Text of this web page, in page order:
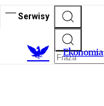
Serwisy
Ekonomia